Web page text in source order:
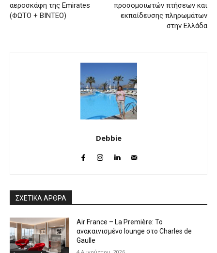
αεροσκάφη της Emirates
(ΦΩΤΟ + ΒΙΝΤΕΟ)
προσομοιωτών πτήσεων και
εκπαίδευσης πληρωμάτων
στην Ελλάδα
Debbie
ΣΧΕΤΙΚΑ ΑΡΘΡΑ
Air France – La Première: Το
ανακαινισμένο lounge στο Charles de
Gaulle